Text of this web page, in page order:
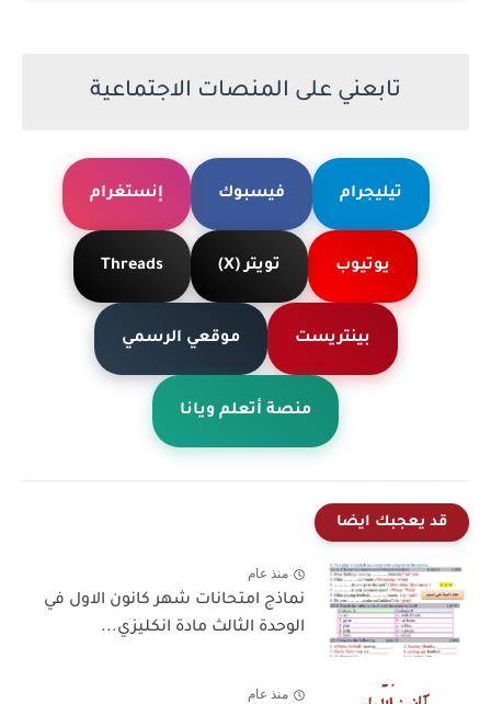
تابعني على المنصات الاجتماعية
تيليجرام فيسبوك إنستغرام
يوتيوب تويتر (X) Threads
بينتريست موقعي الرسمي
منصة أتعلم ويانا
قد يعجبك ايضا
منذ عام
نماذج امتحانات شهر كانون الاول في
الوحدة الثالث مادة انكليزي...
منذ عام